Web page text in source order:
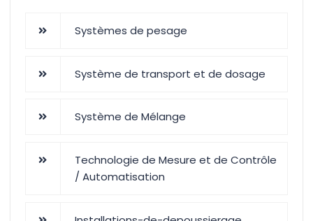
Systèmes de pesage
Système de transport et de dosage
Système de Mélange
Technologie de Mesure et de Contrôle
/ Automatisation